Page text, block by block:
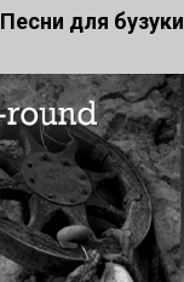
Песни для бузуки